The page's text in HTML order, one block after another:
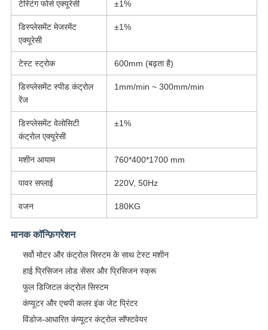
टेस्टिंग फोर्स एक्यूरेसी ±1%
डिस्प्लेसमेंट मेजरमेंट
एक्यूरेसी
±1%
टेस्ट स्ट्रोक 600mm (बढ़ता है)
डिस्प्लेसमेंट स्पीड कंट्रोल
रेंज
1mm/min ~ 300mm/min
डिस्प्लेसमेंट वेलोसिटी
कंट्रोल एक्यूरेसी
±1%
मशीन आयाम 760*400*1700 mm
पावर सप्लाई 220V, 50Hz
वजन 180KG
मानक कॉन्फ़िगरेशन
सर्वो मोटर और कंट्रोल सिस्टम के साथ टेस्ट मशीन
हाई प्रिसिजन लोड सेंसर और प्रिसिजन स्क्रू
फुल डिजिटल कंट्रोल सिस्टम
कंप्यूटर और एचपी कलर इंक जेट प्रिंटर
विंडोज-आधारित कंप्यूटर कंट्रोल सॉफ्टवेयर